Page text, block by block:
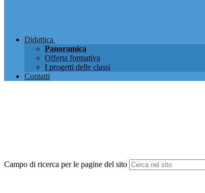
Didattica
Panoramica
Offerta formativa
I progetti delle classi
Contatti
Campo di ricerca per le pagine del sito